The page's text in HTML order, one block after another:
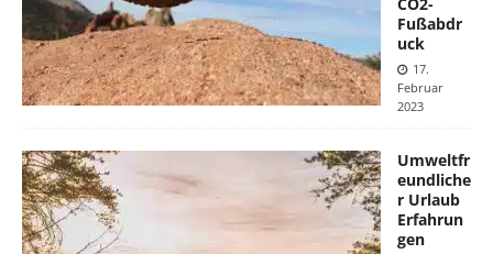
Fußabdr
uck
17.
Februar
2023
Umweltfr
eundliche
r Urlaub
Erfahrun
gen